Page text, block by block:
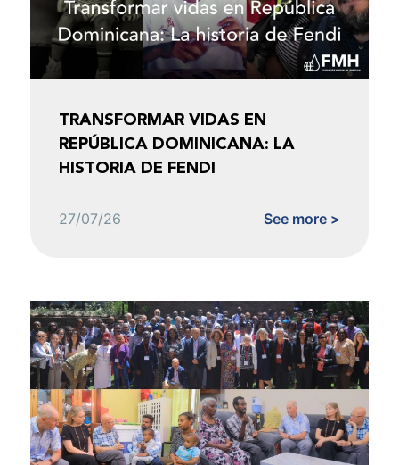
TRANSFORMAR VIDAS EN
REPÚBLICA DOMINICANA: LA
HISTORIA DE FENDI
27/07/26 See more >